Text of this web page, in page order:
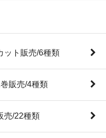
ット販売/6種類
販売/4種類
売/22種類